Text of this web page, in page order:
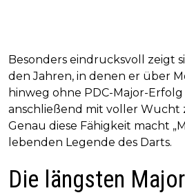
Besonders eindrucksvoll zeigt
den Jahren, in denen er über
hinweg ohne PDC-Major-
anschließend mit voller
Genau diese Fähigkeit macht
lebenden Legende des Darts.
Die längsten